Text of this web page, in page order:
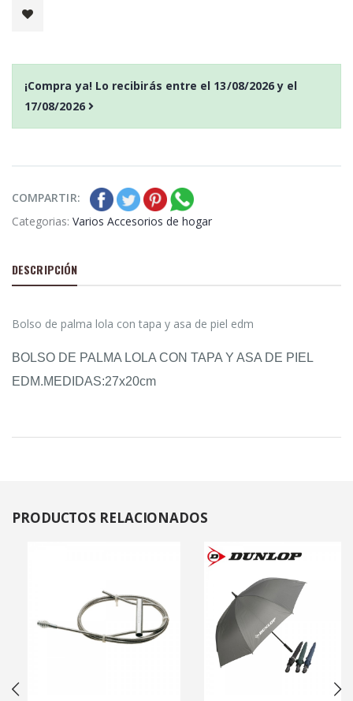
¡Compra ya! Lo recibirás entre el 13/08/2026y el
17/08/2026
COMPARTIR:
Categorias: Varios Accesorios de hogar
DESCRIPCIÓN
Bolso de palma lola con tapa y asa de piel edm
BOLSO DE PALMA LOLA CON TAPA Y ASA DE PIEL
EDM.MEDIDAS:27x20cm
PRODUCTOS RELACIONADOS